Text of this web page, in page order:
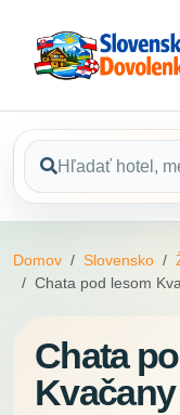
Domov Slovensko
Chata pod lesom
Chata
Kvačany